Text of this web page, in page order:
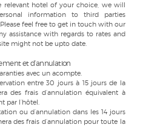
hotel of your choice, we will
information to third parties
feel free to get in touch with our
assistance with regards to rates and
might not be upto date.
et d’annulation
avec un acompte.
entre 30 jours à 15 jours de la
des frais d’annulation équivalent à
par l’hôtel.
ou d’annulation dans les 14 jours
des frais d’annulation pour toute la